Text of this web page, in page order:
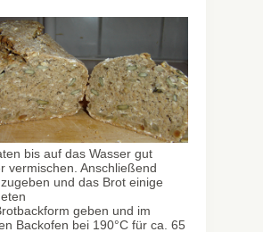
bis auf das Wasser gut
vermischen. Anschließend
und das Brot einige
geben und im
Backofen bei 190°C für ca. 65